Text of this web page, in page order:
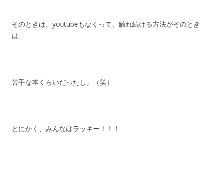
そのときは、youtubeもなくって、触れ続ける方法がそのとき
は、
苦手な本くらいだったし。（笑）
とにかく、みんなはラッキー！！！